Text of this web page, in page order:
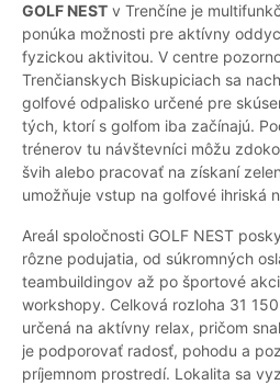
GOLF NEST v Trenčíne je
ponúka možnosti pre aktívny
fyzickou aktivitou. V centre
Trenčianskych Biskupiciach sa
golfové odpalisko určené pre
tých, ktorí s golfom iba začínajú.
trénerov tu návštevníci môžu
švih alebo pracovať na získaní
umožňuje vstup na golfové ihriská
Areál spoločnosti GOLF NEST
rôzne podujatia, od súkromných
teambuildingov až po športové
workshopy. Celková rozloha 31
určená na aktívny relax, pričom
je podporovať radosť, pohodu a
príjemnom prostredí. Lokalita sa